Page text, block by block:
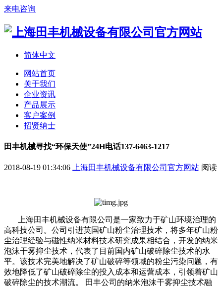
来电咨询
简体中文
网站首页
关于我们
企业资讯
产品展示
客户案例
招贤纳士
田丰机械寻找“环保天使”24H电话137-6463-1217
2018-08-19 01:34:06 上海田丰机械设备有限公司官方网站 阅读
上海田丰机械设备有限公司是一家致力于矿山环境治理的
高科技公司。公司引进英国矿山粉尘治理技术，将多年矿山粉
尘治理经验与磁性纳米材料技术研究成果相结合，开发的纳米
泡沫干雾抑尘技术，代表了目前国内矿山破碎除尘技术的水
平。该技术完美地解决了矿山破碎等领域的粉尘污染问题，有
效地降低了矿山破碎除尘的投入成本和运营成本，引领着矿山
破碎除尘的技术潮流。 田丰公司的纳米泡沫干雾抑尘技术融